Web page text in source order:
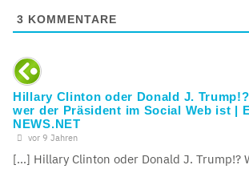
3 KOMMENTARE
Hillary Clinton oder Donald J.
wer der Präsident im Social Web ist |
NEWS.NET
vor 9 Jahren
[…] Hillary Clinton oder Donald J. Trump!?